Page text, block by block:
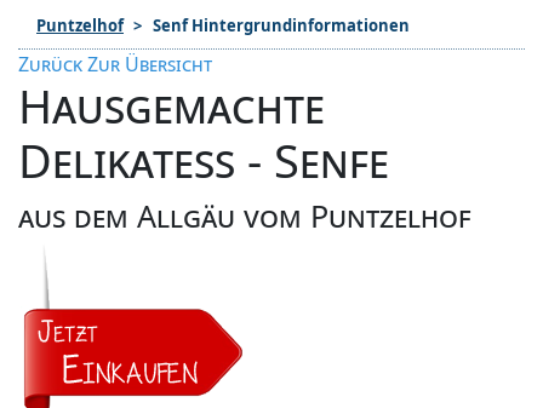
Puntzelhof Senf Hintergrundinformationen
Zurück Zur Übersicht
Hausgemachte
Delikatess - Senfe
aus dem Allgäu vom Puntzelhof